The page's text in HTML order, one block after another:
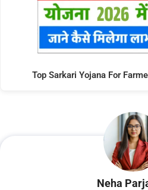
Top Sarkari Yojana For
Neha